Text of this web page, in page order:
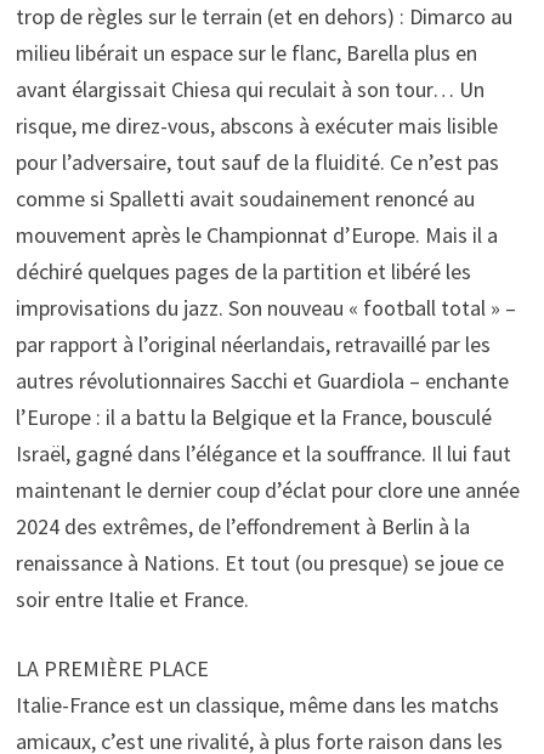
trop de règles sur le terrain (et en dehors) : Dimarco au
milieu libérait un espace sur le flanc, Barella plus en
avant élargissait Chiesa qui reculait à son tour… Un
risque, me direz-vous, abscons à exécuter mais lisible
pour l’adversaire, tout sauf de la fluidité. Ce n’est pas
comme si Spalletti avait soudainement renoncé au
mouvement après le Championnat d’Europe. Mais il a
déchiré quelques pages de la partition et libéré les
improvisations du jazz. Son nouveau « football total » –
par rapport à l’original néerlandais, retravaillé par les
autres révolutionnaires Sacchi et Guardiola – enchante
l’Europe : il a battu la Belgique et la France, bousculé
Israël, gagné dans l’élégance et la souffrance. Il lui faut
maintenant le dernier coup d’éclat pour clore une année
2024 des extrêmes, de l’effondrement à Berlin à la
renaissance à Nations. Et tout (ou presque) se joue ce
soir entre Italie et France.
LA PREMIÈRE PLACE
Italie-France est un classique, même dans les matchs
amicaux, c’est une rivalité, à plus forte raison dans les